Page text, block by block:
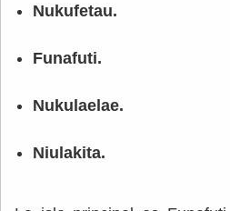
Nukufetau.
Funafuti.
Nukulaelae.
Niulakita.